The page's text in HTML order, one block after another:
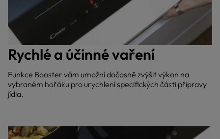
Rychlé a účinné vaření
Funkce Booster vám umožní dočasně zvýšit výkon na
vybraném hořáku pro urychlení specifických částí přípravy
jídla.